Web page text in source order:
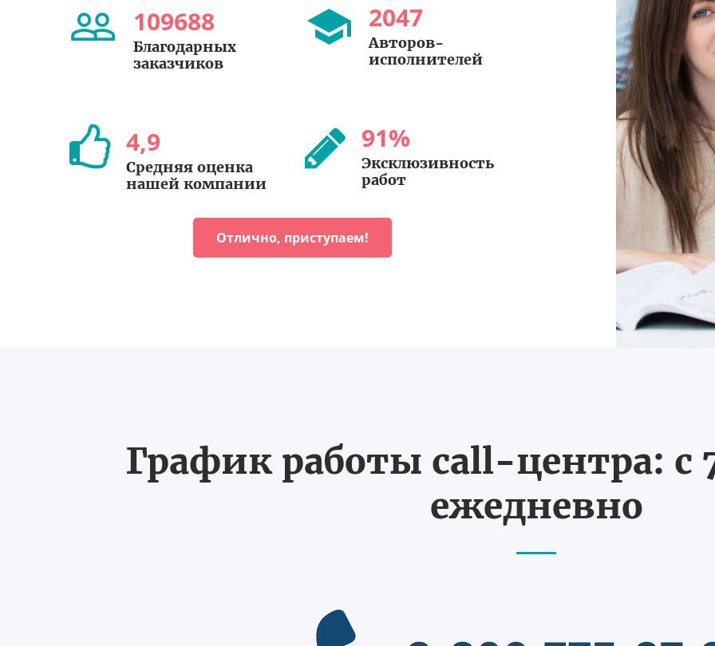
109688
Благодарных
заказчиков
2047
Авторов-
исполнителей
4,9
Средняя оценка
нашей компании
91%
Эксклюзивность
работ
Отлично, приступаем!
График работы call-центра: с
ежедневно